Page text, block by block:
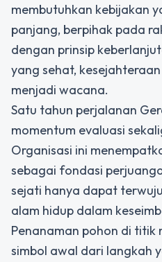
membutuhkan kebijakan
panjang, berpihak pada
dengan prinsip
yang sehat,
menjadi wacana.
Satu tahun perjalanan
momentum evaluasi
Organisasi ini
sebagai fondasi
sejati hanya dapat
alam hidup dalam
Penanaman pohon di titik
simbol awal dari langkah